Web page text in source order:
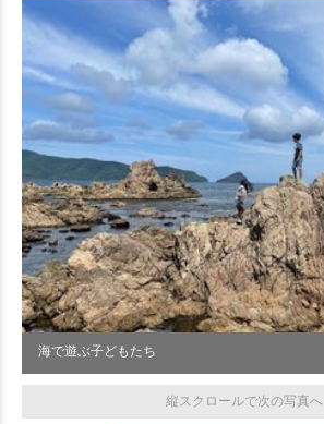
海で遊ぶ子どもたち
縦スクロールで次の写真へ